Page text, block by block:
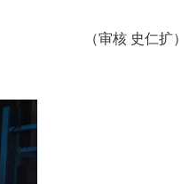
（审核 史仁扩）